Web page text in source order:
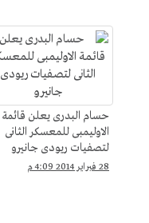
حسام البدرى يعلن قائمة
الاوليمبى للمعسكر الثانى
لتصفيات ريودى جانيرو
28 فبراير 2014 4:09 م